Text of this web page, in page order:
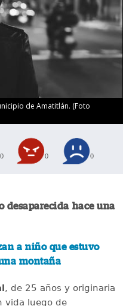
de Amatitlán. (Foto
0 0 0
desaparecida hace una
a niño que estuvo
montaña
, de 25 años y originaria
vida luego de